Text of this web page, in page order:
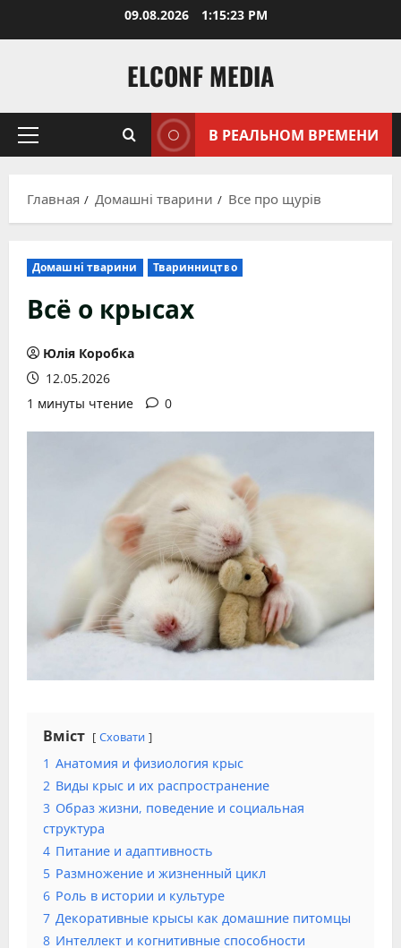
09.08.2026 1:15:24 PM
ELCONF MEDIA
Основное
В РЕАЛЬНОМ ВРЕМЕНИ
Главная Домашні тварини Все про щурів
Домашні тварини Тваринництво
Всё о крысах
Юлія Коробка
12.05.2026
1 минуты чтение
0
Вміст Сховати
1 Анатомия и физиология крыс
2 Виды крыс и их распространение
3 Образ жизни, поведение и социальная
структура
4 Питание и адаптивность
5 Размножение и жизненный цикл
6 Роль в истории и культуре
7 Декоративные крысы как домашние питомцы
8 Интеллект и когнитивные способности